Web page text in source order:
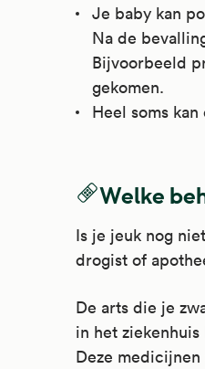
Je baby kan
Na de
Bijvoorbeeld
gekomen.
Heel soms
Welke
Is je jeuk nog
drogist of
De arts die je
in het
Deze